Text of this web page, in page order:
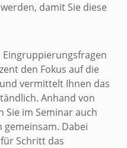
damit Sie diese
den Fokus auf die
vermittelt Ihnen das
Anhand von
Sie im Seminar auch
Dabei
Schritt das